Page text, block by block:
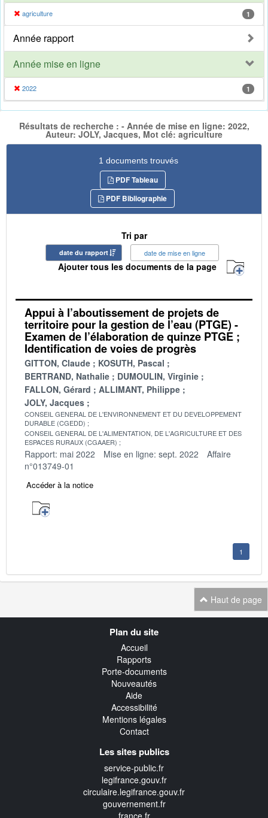
agriculture 1
Année rapport
Année mise en ligne
2022 1
Résultats de recherche : - Année de mise en ligne: 2022,
Auteur: JOLY, Jacques, Mot clé: agriculture
1 documents trouvés
PDF Tableau
PDF Bibliographie
Tri par
date du rapport date de mise en ligne
Ajouter tous les documents de la page
Appui à l’aboutissement de projets de
territoire pour la gestion de l’eau (PTGE) -
Examen de l’élaboration de quinze PTGE ;
Identification de voies de progrès
GITTON, Claude
KOSUTH, Pascal
BERTRAND, Nathalie
DUMOULIN, Virginie
FALLON, Gérard
ALLIMANT, Philippe
JOLY, Jacques
CONSEIL GENERAL DE L'ENVIRONNEMENT ET DU DEVELOPPEMENT
DURABLE (CGEDD)
CONSEIL GENERAL DE L'ALIMENTATION, DE L'AGRICULTURE ET DES
ESPACES RURAUX (CGAAER)
Rapport: mai 2022 Mise en ligne: sept. 2022
Affaire
n°013749-01
Accéder à la notice
1
Haut de page
Plan du site
Accueil
Rapports
Porte-documents
Nouveautés
Aide
Accessibilité
Mentions légales
Contact
Les sites publics
service-public.fr
legifrance.gouv.fr
circulaire.legifrance.gouv.fr
gouvernement.fr
france.fr